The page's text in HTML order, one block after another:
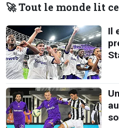
🚀 Tout le monde lit
Il